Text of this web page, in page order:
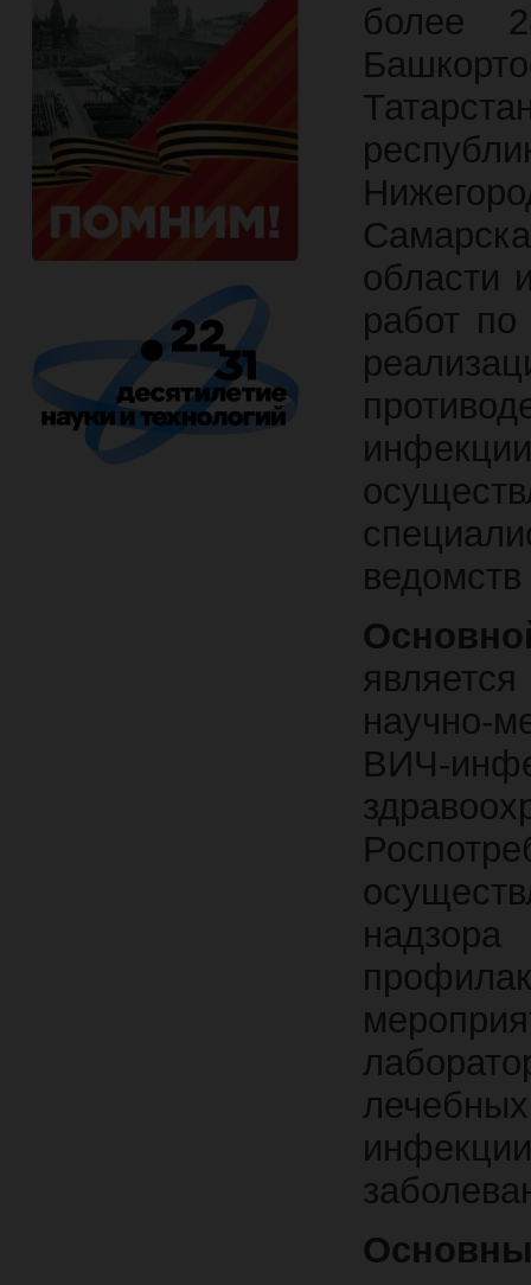
более
области
работ
научно-
ВИЧ-